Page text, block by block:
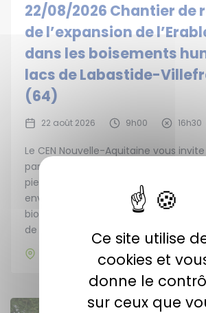
Ce site utilise
cookies et
donne le
sur ceux que
22/08/2026 Chantier de
de l’expansion de
dans les boisements
lacs de Labastide-
(64)
22 août 2026 9h00 16h30
Le CEN Nouvelle-Aquitaine vous
participer à un chantier d’ecorçage
pieds d’Erable negundo, une espèce
envahissante qui tend à fortement
biodiversité des boisements
de Labastide-Villefranche.
Pyrénées-Atlantiques (64)